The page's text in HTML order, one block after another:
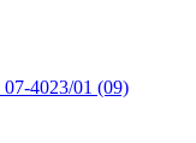
4023/01 (09)